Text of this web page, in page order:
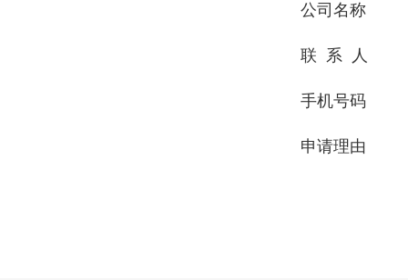
公司名称
联 系 人
手机号码
申请理由